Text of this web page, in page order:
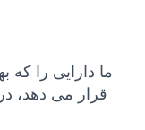
ما دارایی را که
قرار می دهد،